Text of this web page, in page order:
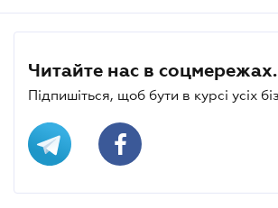
Читайте нас в соцмережах.
Підпишіться, щоб бути в курсі усіх